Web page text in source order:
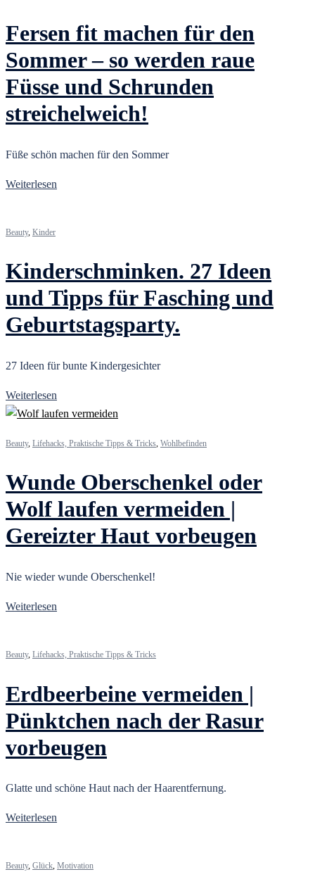
Fersen fit machen für den
Sommer – so werden raue
Füsse und Schrunden
streichelweich!
Füße schön machen für den Sommer
Weiterlesen
Beauty, Kinder
Kinderschminken. 27 Ideen
und Tipps für Fasching und
Geburtstagsparty.
27 Ideen für bunte Kindergesichter
Weiterlesen
Beauty, Lifehacks, Praktische Tipps & Tricks, Wohlbefinden
Wunde Oberschenkel oder
Wolf laufen vermeiden |
Gereizter Haut vorbeugen
Nie wieder wunde Oberschenkel!
Weiterlesen
Beauty, Lifehacks, Praktische Tipps & Tricks
Erdbeerbeine vermeiden |
Pünktchen nach der Rasur
vorbeugen
Glatte und schöne Haut nach der Haarentfernung.
Weiterlesen
Beauty, Glück, Motivation